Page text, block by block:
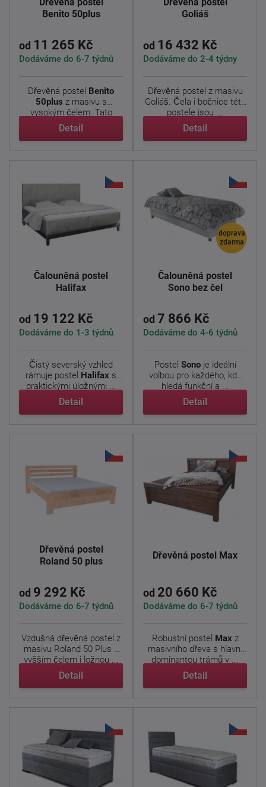
Benito 50plus
od 11 265 Kč
Dodáváme do 6-7 týdnů
Dřevěná postel Benito
50plus z masivu s
vysokým čelem. Tato
postel je ...
Detail
Goliáš
od 16 432 Kč
Dodáváme do 2-4 týdny
Dřevěná postel z masivu
Goliáš. Čela i bočnice této
postele jsou ...
Detail
Čalouněná postel
Halifax
od 19 122 Kč
Dodáváme do 1-3 týdnů
Čistý severský vzhled
rámuje postel Halifax s
praktickými úložnými ...
Detail
doprava
zdarma
Čalouněná postel
Sono bez čel
od 7 866 Kč
Dodáváme do 4-6 týdnů
Postel Sonoje ideální
volbou pro každého, kdo
hledá funkční a ...
Detail
Dřevěná postel
Roland 50 plus
od 9 292 Kč
Dodáváme do 6-7 týdnů
Vzdušná dřevěná postel z
masivu Roland 50 Plus z
vyšším čelem i ložnou ...
Detail
Dřevěná postel Max
od 20 660 Kč
Dodáváme do 6-7 týdnů
Robustní postel Maxz
masivního dřeva s hlavní
dominantou trámů v ...
Detail